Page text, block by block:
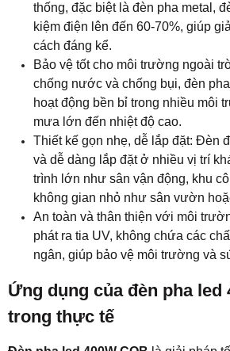
thống, đặc biệt là đèn pha metal,
kiệm điện lên đến 60-70%, giúp
cách đáng kể.
Bảo vệ tốt cho môi trường ngoài
chống nước và chống bụi, đèn
hoạt động bền bỉ trong nhiều môi
mưa lớn đến nhiệt độ cao.
Thiết kế gọn nhẹ, dễ lắp đặt: Đèn
và dễ dàng lắp đặt ở nhiều vị trí
trình lớn như sân vận động, khu
không gian nhỏ như sân vườn
An toàn và thân thiện với môi
phát ra tia UV, không chứa các
ngân, giúp bảo vệ môi trường và
Ứng dụng của đèn pha led
trong thực tế